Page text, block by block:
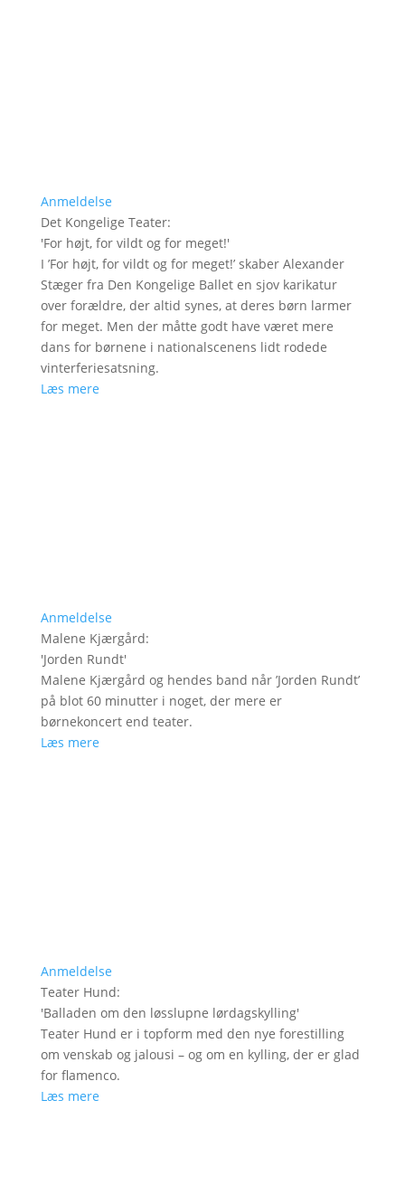
Anmeldelse
Det Kongelige Teater:
'For højt, for vildt og for meget!'
I ’For højt, for vildt og for meget!’ skaber Alexander
Stæger fra Den Kongelige Ballet en sjov karikatur
over forældre, der altid synes, at deres børn larmer
for meget. Men der måtte godt have været mere
dans for børnene i nationalscenens lidt rodede
vinterferiesatsning.
Læs mere
Anmeldelse
Malene Kjærgård:
'Jorden Rundt'
Malene Kjærgård og hendes band når ’Jorden Rundt’
på blot 60 minutter i noget, der mere er
børnekoncert end teater.
Læs mere
Anmeldelse
Teater Hund:
'Balladen om den løsslupne lørdagskylling'
Teater Hund er i topform med den nye forestilling
om venskab og jalousi – og om en kylling, der er glad
for flamenco.
Læs mere